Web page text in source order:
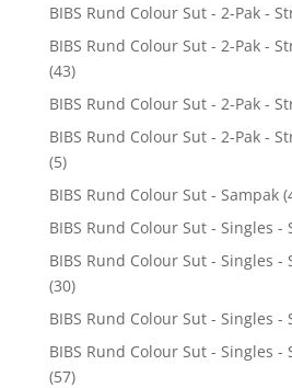
BIBS Rund Colour Sut - 2-Pak -
BIBS Rund Colour Sut - 2-Pak -
(43)
BIBS Rund Colour Sut - 2-Pak -
BIBS Rund Colour Sut - 2-Pak -
(5)
BIBS Rund Colour Sut - Sampak
BIBS Rund Colour Sut - Singles -
BIBS Rund Colour Sut - Singles
(30)
BIBS Rund Colour Sut - Singles -
BIBS Rund Colour Sut - Singles
(57)